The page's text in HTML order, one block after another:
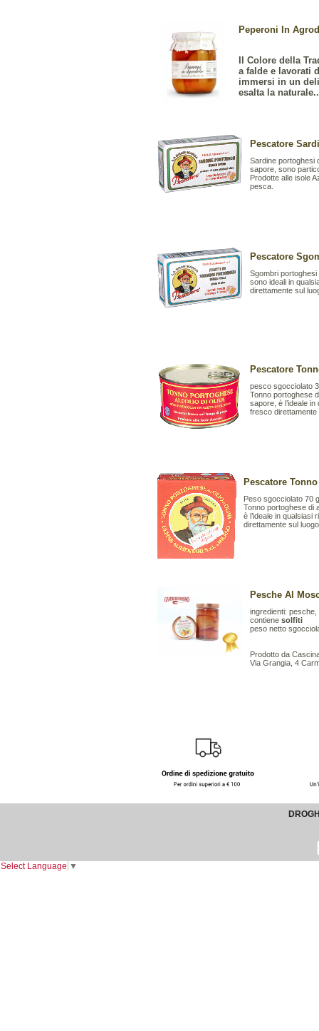
Peperoni In
Il Colore della
a falde e lavorati
immersi in un
esalta la
Pescatore
Sardine portoghesi
sapore, sono
Prodotte alle isole
pesca.
Pescatore
Sgombri
sono ideali in
direttamente sul
Pescatore
pesco sgocciolato
Tonno portoghese
sapore, è l’ideale
fresco
Pescatore
Peso sgocciolato 70
Tonno portoghese di
è l’ideale in qualsiasi
direttamente sul
Pesche Al
ingredienti:
contiene solfiti
peso netto
Prodotto da
Via Grangia, 4
Select Language ▼